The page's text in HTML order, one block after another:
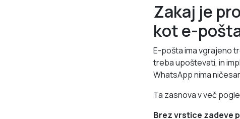
Zakaj je
kot e-
E-pošta ima vgrajeno
treba upoštevati, in
WhatsApp nima
Ta zasnova v več
Brez vrstice zadeve